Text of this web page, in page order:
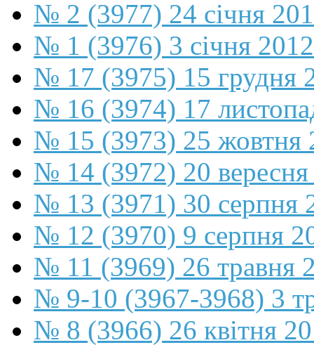
№ 2 (3977) 24 січня
№ 1 (3976) 3 січня 2012
№ 17 (3975) 15 грудня
№ 16 (3974) 17
№ 15 (3973) 25 жовтня
№ 14 (3972) 20 вересня
№ 13 (3971) 30 серпня
№ 12 (3970) 9 серпня
№ 11 (3969) 26 травня
№ 9-10 (3967-3968) 3
№ 8 (3966) 26 квітня